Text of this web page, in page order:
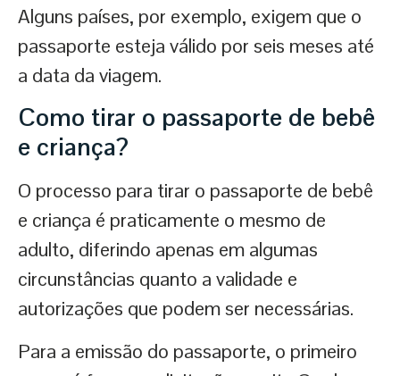
Alguns países, por exemplo, exigem que o
passaporte esteja válido por seis meses até
a data da viagem.
Como tirar o passaporte de bebê
e criança?
O processo para tirar o passaporte de bebê
e criança é praticamente o mesmo de
adulto, diferindo apenas em algumas
circunstâncias quanto a validade e
autorizações que podem ser necessárias.
Para a emissão do passaporte, o primeiro